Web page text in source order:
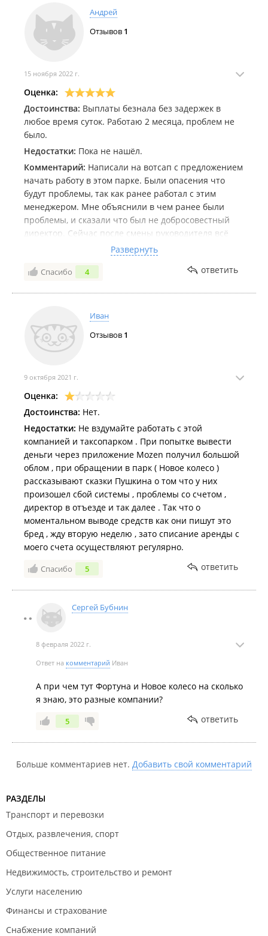
Андрей
Отзывов 1
15 ноября 2022 г.
Оценка:
Достоинства: Выплаты безнала без задержек в
любое время суток. Работаю 2 месяца, проблем не
было.
Недостатки: Пока не нашёл.
Комментарий: Написали на вотсап с предложением
начать работу в этом парке. Были опасения что
будут проблемы, так как ранее работал с этим
менеджером. Мне объяснили в чем ранее были
проблемы, и сказали что был не добросовестный
директор. Сейчас после смены руководителя всё
работает отлично (слова менеджера) Решил
проверить, так как сама менеджер всегда была
приветливая и всегда помогала в работе. И не
Развернуть
Спасибо 4 ответить
Иван
Отзывов 1
9 октября 2021 г.
Оценка:
Достоинства: Нет.
Недостатки: Не вздумайте работать с этой
компанией и таксопарком . При попытке вывести
деньги через приложение Mozen получил большой
облом , при обращении в парк ( Новое колесо )
рассказывают сказки Пушкина о том что у них
произошел сбой системы , проблемы со счетом ,
директор в отъезде и так далее . Так что о
моментальном выводе средств как они пишут это
бред , жду вторую неделю , зато списание аренды с
моего счета осуществляют регулярно.
Спасибо 5 ответить
Сергей Бубнин
8 февраля 2022 г.
Ответ на комментарий Иван
А при чем тут Фортуна и Новое колесо на сколько
я знаю, это разные компании?
5 ответить
Больше комментариев нет. Добавить свой комментарий
РАЗДЕЛЫ
Транспорт и перевозки
Отдых, развлечения, спорт
Общественное питание
Недвижимость, строительство и ремонт
Услуги населению
Финансы и страхование
Снабжение компаний